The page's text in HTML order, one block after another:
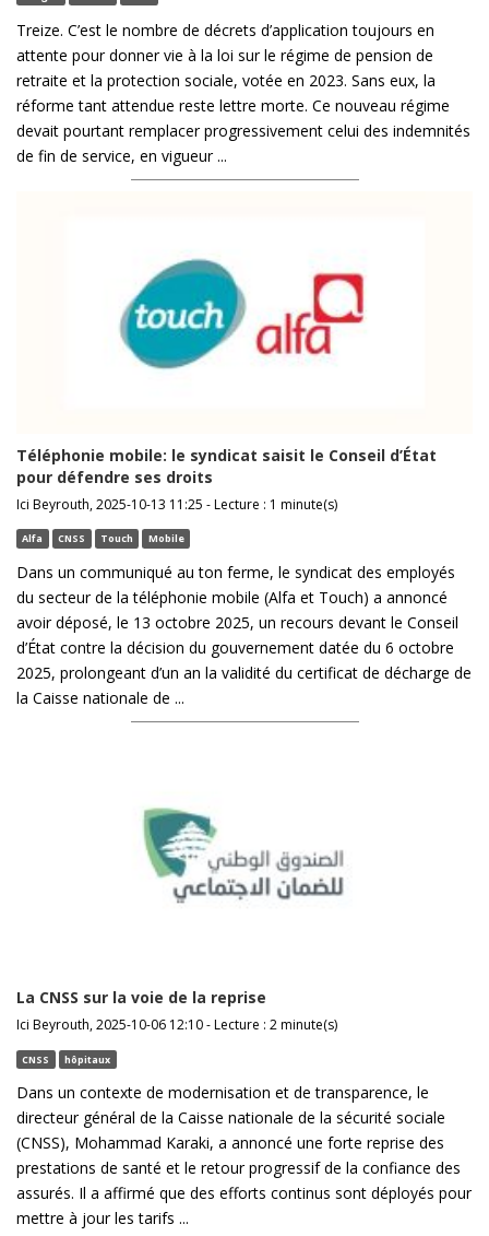
Treize. C’est le nombre de décrets d’application toujours en
attente pour donner vie à la loi sur le régime de pension de
retraite et la protection sociale, votée en 2023. Sans eux, la
réforme tant attendue reste lettre morte. Ce nouveau régime
devait pourtant remplacer progressivement celui des indemnités
de fin de service, en vigueur ...
Téléphonie mobile: le syndicat saisit le Conseil d’État
pour défendre ses droits
Ici Beyrouth, 2025-10-13 11:25 - Lecture : 1 minute(s)
Alfa CNSS Touch Mobile
Dans un communiqué au ton ferme, le syndicat des employés
du secteur de la téléphonie mobile (Alfa et Touch) a annoncé
avoir déposé, le 13 octobre 2025, un recours devant le Conseil
d’État contre la décision du gouvernement datée du 6 octobre
2025, prolongeant d’un an la validité du certificat de décharge de
la Caisse nationale de ...
La CNSS sur la voie de la reprise
Ici Beyrouth, 2025-10-06 12:10 - Lecture : 2 minute(s)
CNSS hôpitaux
Dans un contexte de modernisation et de transparence, le
directeur général de la Caisse nationale de la sécurité sociale
(CNSS), Mohammad Karaki, a annoncé une forte reprise des
prestations de santé et le retour progressif de la confiance des
assurés. Il a affirmé que des efforts continus sont déployés pour
mettre à jour les tarifs ...